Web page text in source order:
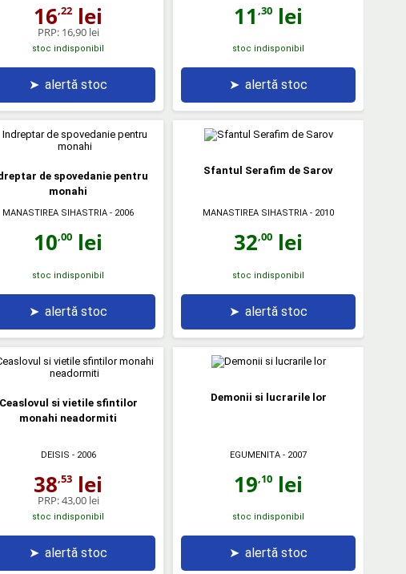
16,22 lei
PRP: 16,90 lei
stoc indisponibil
➤ alertă stoc
11 ,30 lei
stoc indisponibil
➤ alertă stoc
de spovedanie pentru
monahi
MANASTIREA SIHASTRIA - 2006
10,00 lei
stoc indisponibil
➤ alertă stoc
Sfantul Serafim de Sarov
MANASTIREA SIHASTRIA - 2010
32,00 lei
stoc indisponibil
➤ alertă stoc
Ceaslovul si vietile sfintilor
monahi neadormiti
DEISIS - 2006
38,53 lei
PRP:43,00 lei
stoc indisponibil
➤ alertă stoc
Demonii si lucrarile lor
EGUMENITA - 2007
19,10 lei
stoc indisponibil
➤ alertă stoc